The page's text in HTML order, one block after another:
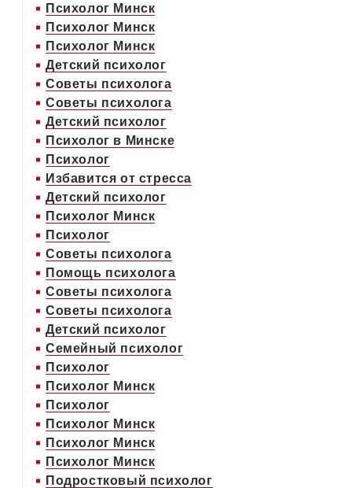
Психолог Минск
Психолог Минск
Психолог Минск
Детский психолог
Советы психолога
Советы психолога
Детский психолог
Психолог в Минске
Психолог
Избавится от стресса
Детский психолог
Психолог Минск
Психолог
Советы психолога
Помощь психолога
Советы психолога
Советы психолога
Детский психолог
Семейный психолог
Психолог
Психолог Минск
Психолог
Психолог Минск
Психолог Минск
Психолог Минск
Подростковый психолог